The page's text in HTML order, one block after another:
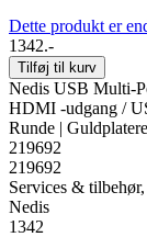
Dette produkt er
1342.-
Tilføj til kurv
Nedis USB Multi-
HDMI -udgang /
Runde |
219692
219692
Services &
Nedis
1342